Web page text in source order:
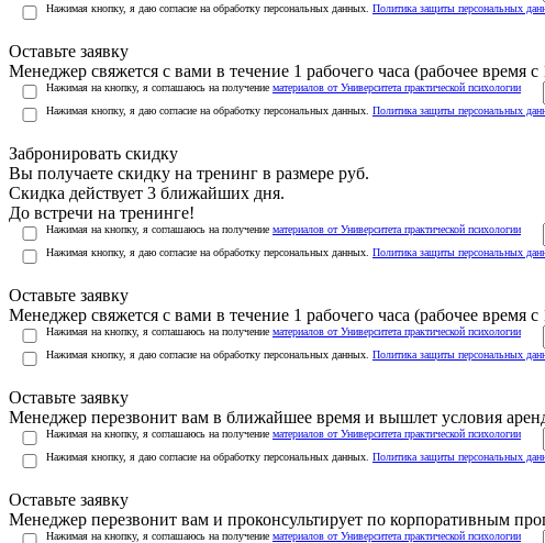
Нажимая кнопку, я даю согласие на обработку персональных данных. Политика защиты персональных
Оставьте заявку
Менеджер свяжется с вами в течение 1 рабочего часа (рабочее время
Нажимая на кнопку, я соглашаюсь на получение материалов от Университета практической психологии
Нажимая кнопку, я даю согласие на обработку персональных данных. Политика защиты персональных
Забронировать скидку
Вы получаете скидку на тренинг в размере руб.
Скидка действует 3 ближайших дня.
До встречи на тренинге!
Нажимая на кнопку, я соглашаюсь на получение материалов от Университета практической психологии
Нажимая кнопку, я даю согласие на обработку персональных данных. Политика защиты персональных
Оставьте заявку
Менеджер свяжется с вами в течение 1 рабочего часа (рабочее время
Нажимая на кнопку, я соглашаюсь на получение материалов от Университета практической психологии
Нажимая кнопку, я даю согласие на обработку персональных данных. Политика защиты персональных
Оставьте заявку
Менеджер перезвонит вам в ближайшее время и вышлет условия
Нажимая на кнопку, я соглашаюсь на получение материалов от Университета практической психологии
Нажимая кнопку, я даю согласие на обработку персональных данных. Политика защиты персональных
Оставьте заявку
Менеджер перезвонит вам и проконсультирует по корпоративным
Нажимая на кнопку, я соглашаюсь на получение материалов от Университета практической психологии